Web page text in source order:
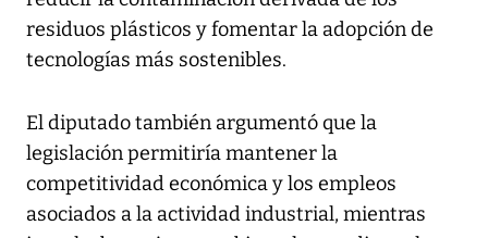
residuos plásticos y fomentar la adopción de
tecnologías más sostenibles.
El diputado también argumentó que la
legislación permitiría mantener la
competitividad económica y los empleos
asociados a la actividad industrial, mientras